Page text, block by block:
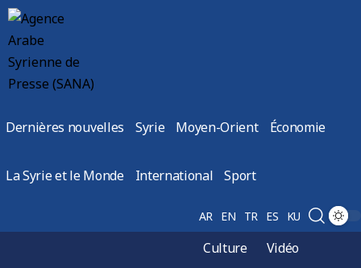
Dernières nouvelles Syrie Moyen-Orient Économie
La Syrie et le Monde International Sport
AR EN TR ES KU
Culture
Vidéo